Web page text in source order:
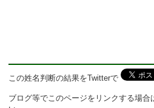
この姓名判断の結果をTwitterで
ブログ等でこのページをリンクする場合